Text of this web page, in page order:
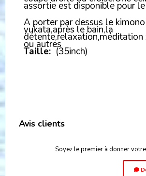
assortie est disponible pour
A porter par dessus le
yukata,après le bain,la
détente,relaxation,méditation
ou autres
Taille: (35inch)
Avis clients
Soyez le premier à donner